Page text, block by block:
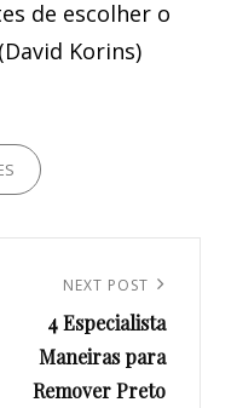
de escolher o
Korins)
NEXT POST
4 Especialista
Maneiras para
Remover Preto